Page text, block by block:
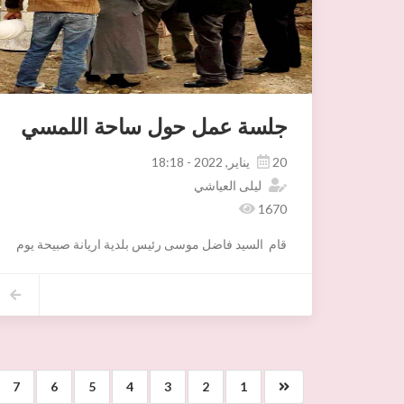
جلسة عمل حول ساحة اللمسي
20 يناير, 2022 - 18:18
ليلى العياشي
1670
قام السيد فاضل موسى رئيس بلدية اريانة صبيحة يوم الأربعاء 19 جانفي 2022 بزيارة ميدانية تتعلق بمتابعة أشغال مشروع سليمان اللمسي بأريانة المدينة بحضور المقاولة المكلفة بالمشروع و ممثل مكتب الدراسات
●كما تم تدارس تعديل روزنامة ومراحل الإنجاز و ضبط
1
2
3
4
5
6
7